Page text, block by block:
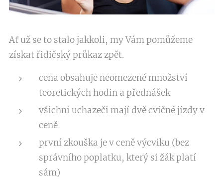
Ať už se to stalo jakkoli, my Vám pomůžeme
získat řidičský průkaz zpět.
cena obsahuje neomezené množství
teoretických hodin a přednášek
všichni uchazeči mají dvě cvičné jízdy v
ceně
první zkouška je v ceně výcviku (bez
správního poplatku, který si žák platí
sám)